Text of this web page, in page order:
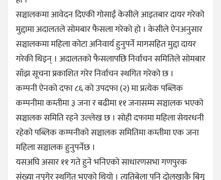
सञ्चालकमा आवेदन दिएकी गोसाईं केसीले आइतबार दायर गरेको
मुद्दामा अदालतले सोमबार फैसला गरेको हो । केसीले ऐनअनुसार
सञ्चालकमा महिला कोटा अनिवार्य हुनुपर्ने मागसहित मुद्दा दायर
गरेकी थिइन् । अदालतको फैसलापछि निर्वाचन समितिले सोमबार
साँझ सूचना प्रकाशित गरेर निर्वाचन स्थगित गरेको छ ।
कम्पनी ऐनको दफा ८६ को उपदफा (२) मा प्रत्येक पब्लिक
कम्पनीमा कम्तीमा ३ जना र बढीमा ११ जनासम्म सञ्चालक भएको
सञ्चालक समिति रहने उल्लेख छ । सोही दफामा महिला सेयरधनी
रहेको पब्लिक कम्पनीको सञ्चालक समितिमा कम्तीमा एक जना
महिला सञ्चालक हुनुपर्नेछ ।
यसअघि असार ११ गते हुने भनिएको साधारणसभा गणपुरक